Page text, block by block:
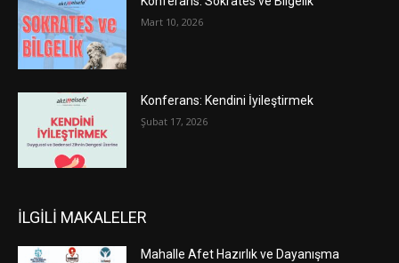
Mart 10, 2026
Konferans: Kendini İyileştirmek
Şubat 17, 2026
İLGİLİ MAKALELER
Mahalle Afet Hazırlık ve Dayanışma